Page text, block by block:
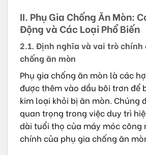
II. Phụ Gia Chống Ăn Mòn:
Động và Các Loại Phổ Biến
2.1. Định nghĩa và vai trò chính
chống ăn mòn
Phụ gia chống ăn mòn là các
được thêm vào dầu bôi trơn để
kim loại khỏi bị ăn mòn. Chúng
quan trọng trong việc duy trì
dài tuổi thọ của máy móc công
chính của phụ gia chống ăn